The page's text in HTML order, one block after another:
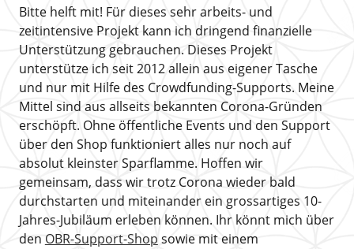
Bitte helft mit! Für dieses sehr arbeits- und
zeitintensive Projekt kann ich dringend finanzielle
Unterstützung gebrauchen. Dieses Projekt
unterstütze ich seit 2012 allein aus eigener Tasche
und nur mit Hilfe des Crowdfunding-Supports. Meine
Mittel sind aus allseits bekannten Corona-Gründen
erschöpft. Ohne öffentliche Events und den Support
über den Shop funktioniert alles nur noch auf
absolut kleinster Sparflamme. Hoffen wir
gemeinsam, dass wir trotz Corona wieder bald
durchstarten und miteinander ein grossartiges 10-
Jahres-Jubiläum erleben können. Ihr könnt mich über
den OBR-Support-Shop sowie mit einem